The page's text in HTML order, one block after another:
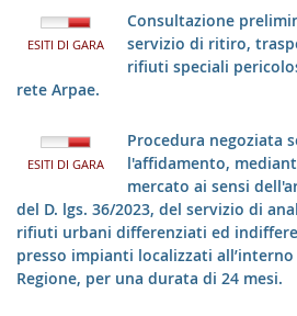
ESITI DI GARA
Consultazione
servizio di ritiro,
rifiuti speciali
rete Arpae.
ESITI DI GARA
Procedura negoziata
l'affidamento,
mercato ai sensi
del D. lgs. 36/2023, del servizio di
rifiuti urbani differenziati ed
presso impianti localizzati
Regione, per una durata di 24 mesi.